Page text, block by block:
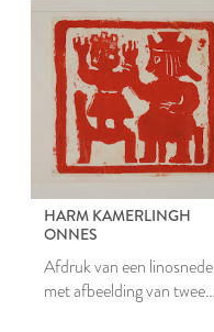
HARM KAMERLINGH
ONNES
Afdruk van een linosnede
met afbeelding van twee